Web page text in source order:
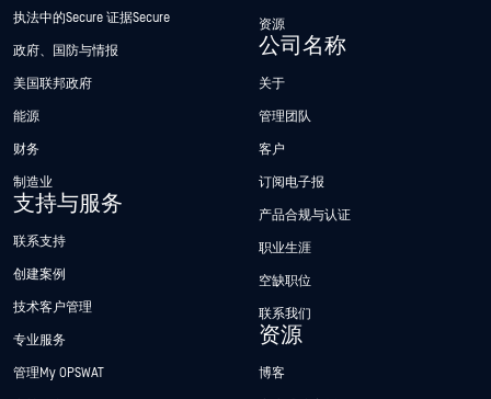
执法中的Secure 证据Secure
政府、国防与情报
美国联邦政府
能源
财务
制造业
支持与服务
联系支持
创建案例
技术客户管理
专业服务
管理My OPSWAT
资源
公司名称
关于
管理团队
客户
订阅电子报
产品合规与认证
职业生涯
空缺职位
联系我们
资源
博客